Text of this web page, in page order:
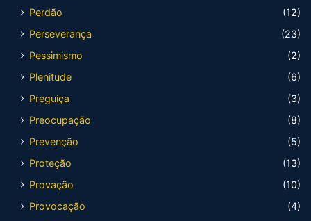
Perdão
(12)
Perseverança
(23)
Pessimismo
(2)
Plenitude
(6)
Preguiça
(3)
Preocupação
(8)
Prevenção
(5)
Proteção
(13)
Provação
(10)
Provocação
(4)